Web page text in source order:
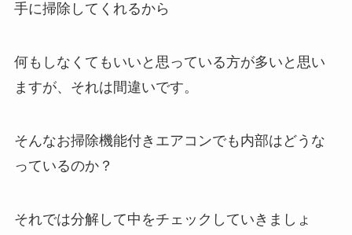
手に掃除してくれるから
何もしなくてもいいと思っている方が多いと思い
ますが、それは間違いです。
そんなお掃除機能付きエアコンでも内部はどうな
っているのか？
それでは分解して中をチェックしていきましょ